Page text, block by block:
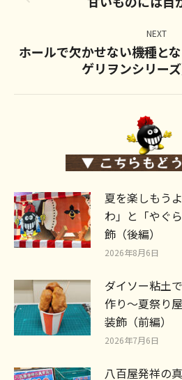
NEXT
Next
post:
ホールで欠かせない機種と
ゲリヲンシリー
夏を楽しもう
わ」と「やぐ
飾（後編）
2026年8月6日
ダイソー粘土
作り～夏祭り
装飾（前編）
2026年7月6日
八百屋発祥の